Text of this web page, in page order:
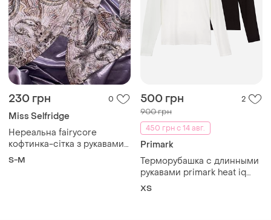
230 грн 0
Miss Selfridge
Нереальна fairycore
кофтинка-сітка з рукавами
кльош miss selfridge
S-M
500 грн 2
900 грн
450 грн с 14 авг.
Primark
Терморубашка с длинными
рукавами primark heat iq
набор 2 шт
ХS